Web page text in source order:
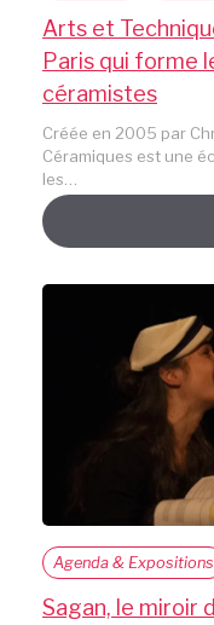
Arts et
Paris qui forme
céramistes
Créée en 2005 par
Céramiques est une
les…
Agenda & Expositions
Sagan, le miroir